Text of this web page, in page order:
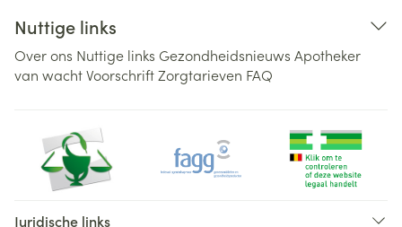
Nuttige links
Over ons Nuttige links Gezondheidsnieuws Apotheker
van wachtVoorschriftZorgtarieven FAQ
Juridische links